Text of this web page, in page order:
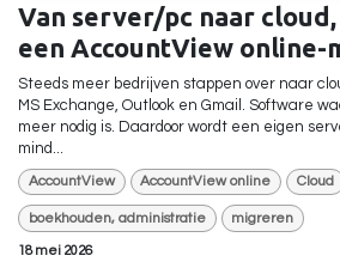
Van server/pc naar
een AccountView online-
Steeds meer bedrijven stappen over naar
MS Exchange, Outlook en Gmail. Software
meer nodig is. Daardoor wordt een eigen
mind...
AccountView AccountView online Cloud
boekhouden, administratie migreren
18 mei 2026